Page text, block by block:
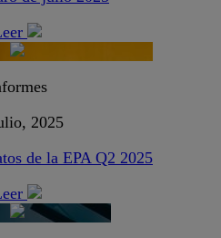
2025
de la EPA Q2 2025